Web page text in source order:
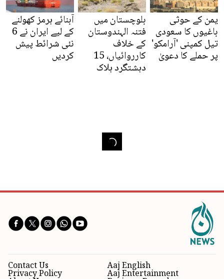
یمن کے حوثی
باغیوں کا سعودی
تیل کمپنی 'آرامکو'
پر حملے کا دعویٰ
بلوچستان میں
فتنہ الہندوستان
کے خلاف
کارروائیاں، 15
دہشتگرد ہلاک
آبنائے ہرمز کھولنے
کے لیے ایران نے 6
نئی شرائط پیش
کردیں
Aaj English
Aaj Entertainment
Contact Us
Privacy Policy